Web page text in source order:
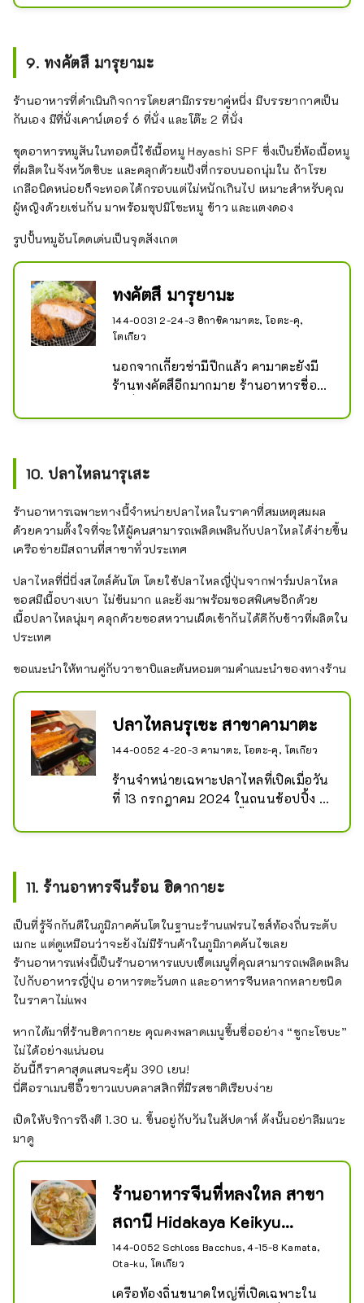
แมคเคอเรล ในราคาที่สมเหตุสมผล
7.00 น. ถึงเที่ยงคืน
9. ทงคัตสึ มารุยามะ
ร้านอาหารที่ดำเนินกิจการโดยสามีภรรยาคู่หนึ่ง มีบรรยากาศเป็น
กันเอง มีที่นั่งเคาน์เตอร์ 6 ที่นั่ง และโต๊ะ 2 ที่นั่ง
ชุดอาหารหมูสันในทอดนี้ใช้เนื้อหมู Hayashi SPF ซึ่งเป็นยี่ห้อเนื้อหมู
ที่ผลิตในจังหวัดชิบะ และคลุกด้วยแป้งที่กรอบนอกนุ่มใน ถ้าโรย
เกลือนิดหน่อยก็จะทอดได้กรอบแต่ไม่หนักเกินไป เหมาะสำหรับคุณ
ผู้หญิงด้วยเช่นกัน มาพร้อมซุปมิโซะหมู ข้าว และแตงดอง
รูปปั้นหมูอันโดดเด่นเป็นจุดสังเกต
ทงคัตสึ มารุยามะ
144-0031 2-24-3 ฮิกาชิคามาตะ, โอตะ-คุ,
โตเกียว
นอกจากเกี๊ยวซ่ามีปีกแล้ว คามาตะยังมี
ร้านทงคัตสึอีกมากมาย ร้านอาหารชื่อ
เคาน์เตอร์ 6 ที่นั่งและโต๊ะสำหรับ 2 คน
10. ปลาไหลนารุเสะ
ร้านอาหารเฉพาะทางนี้จำหน่ายปลาไหลในราคาที่สมเหตุสมผล
ด้วยความตั้งใจที่จะให้ผู้คนสามารถเพลิดเพลินกับปลาไหลได้ง่ายขึ้น
เครือข่ายมีสถานที่สาขาทั่วประเทศ
ปลาไหลที่นี่นึ่งสไตล์คันโต โดยใช้ปลาไหลญี่ปุ่นจากฟาร์มปลาไหล
ซอสมีเนื้อบางเบา ไม่ข้นมาก และยังมาพร้อมซอสพิเศษอีกด้วย
เนื้อปลาไหลนุ่มๆ คลุกด้วยซอสหวานเผ็ดเข้ากันได้ดีกับข้าวที่ผลิตใน
ประเทศ
ขอแนะนำให้ทานคู่กับวาซาบิและต้นหอมตามคำแนะนำของทางร้าน
ปลาไหลนรุเซะ สาขาคามาตะ
144-0052 4-20-3 คามาตะ, โอตะ-คุ, โตเกียว
ร้านจำหน่ายเฉพาะปลาไหลที่เปิดเมื่อวัน
ที่ 13 กรกฎาคม 2024 ในถนนช้อปปิ้ง
11. ร้านอาหารจีนร้อน ฮิดากายะ
เป็นที่รู้จักกันดีในภูมิภาคคันโตในฐานะร้านแฟรนไชส์ท้องถิ่นระดับ
เมกะ แต่ดูเหมือนว่าจะยังไม่มีร้านค้าในภูมิภาคคันไซเลย
ร้านอาหารแห่งนี้เป็นร้านอาหารแบบเซ็ตเมนูที่คุณสามารถเพลิดเพลิน
ไปกับอาหารญี่ปุ่น อาหารตะวันตก และอาหารจีนหลากหลายชนิด
ในราคาไม่แพง
หากได้มาที่ร้านฮิดากายะ คุณคงพลาดเมนูขึ้นชื่ออย่าง “ชูกะโซบะ”
ไม่ได้อย่างแน่นอน
อันนี้ก็ราคาสุดแสนจะคุ้ม 390 เยน!
นี่คือราเมนซีอิ๊วขาวแบบคลาสสิกที่มีรสชาติเรียบง่าย
เปิดให้บริการถึงตี 1.30 น. ขึ้นอยู่กับวันในสัปดาห์ ดังนั้นอย่าลืมแวะ
มาดู
ร้านอาหารจีนที่หลงใหล สาขา
สถานี Hidakaya Keikyu
Kamata
144-0052 Schloss Bacchus, 4-15-8 Kamata,
Ota-ku, โตเกียว
เครือท้องถิ่นขนาดใหญ่ที่เปิดเฉพาะใน